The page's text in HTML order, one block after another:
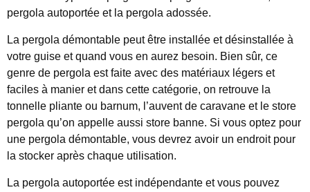
pergola autoportée et la pergola adossée.
La pergola démontable peut être installée et désinstallée à
votre guise et quand vous en aurez besoin. Bien sûr, ce
genre de pergola est faite avec des matériaux légers et
faciles à manier et dans cette catégorie, on retrouve la
tonnelle pliante ou barnum, l’auvent de caravane et le store
pergola qu’on appelle aussi store banne. Si vous optez pour
une pergola démontable, vous devrez avoir un endroit pour
la stocker après chaque utilisation.
La pergola autoportée est indépendante et vous pouvez